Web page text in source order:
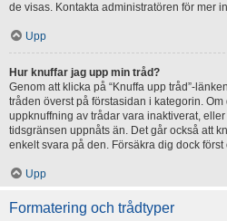
de visas. Kontakta administratören för mer
Upp
Hur knuffar jag upp min tråd?
Genom att klicka på “Knuffa upp tråd”-
tråden överst på förstasidan i kategorin.
uppknuffning av trådar vara inaktiverat,
tidsgränsen uppnåts än. Det går också att
enkelt svara på den. Försäkra dig dock
Upp
Formatering och trådtyper